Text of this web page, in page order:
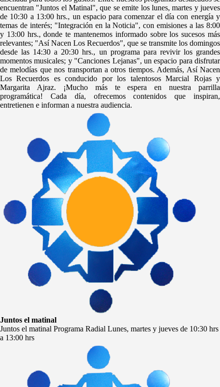
encuentran "Juntos el Matinal", que se emite los lunes, martes y jueves
de 10:30 a 13:00 hrs., un espacio para comenzar el día con energía y
temas de interés; "Integración en la Noticia", con emisiones a las 8:00
y 13:00 hrs., donde te mantenemos informado sobre los sucesos más
relevantes; "Así Nacen Los Recuerdos", que se transmite los domingos
desde las 14:30 a 20:30 hrs., un programa para revivir los grandes
momentos musicales; y "Canciones Lejanas", un espacio para disfrutar
de melodías que nos transportan a otros tiempos. Además, Así Nacen
Los Recuerdos es conducido por los talentosos Marcial Rojas y
Margarita Ajraz. ¡Mucho más te espera en nuestra parrilla
programática! Cada día, ofrecemos contenidos que inspiran,
entretienen e informan a nuestra audiencia.
Juntos el matinal
Juntos el matinal Programa Radial Lunes, martes y jueves de 10:30 hrs
a 13:00 hrs